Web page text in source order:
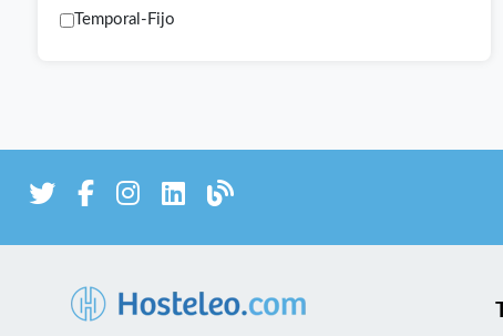
Temporal-Fijo